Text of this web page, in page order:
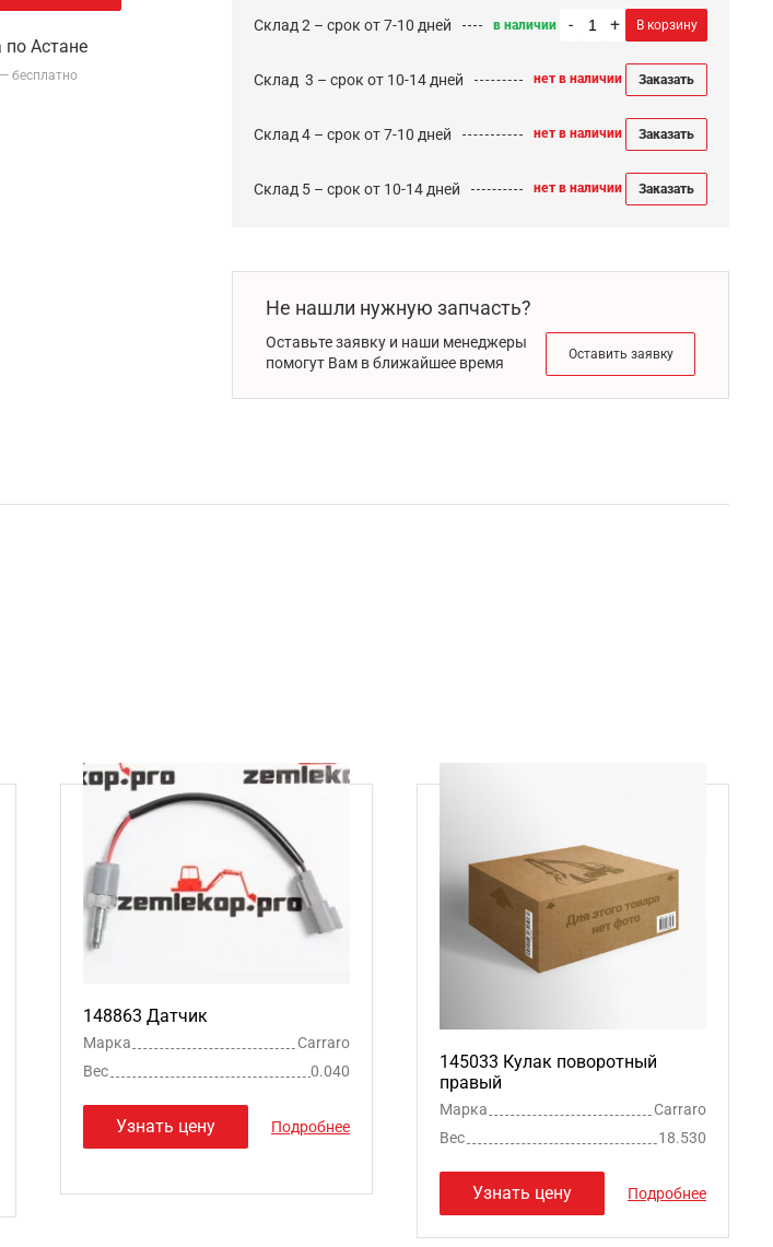
Астане
бесплатно
Склад 2 – срок от 7-10 дней в наличии - + В корзину
Cклад 3 – срок от 10-14 дней нет в наличии Заказать
Склад 4 – срок от 7-10 дней нет в наличии Заказать
Склад 5 – срок от 10-14 дней нет в наличии Заказать
Не нашли нужную запчасть?
Оставьте заявку и наши менеджеры
помогут Вам в ближайшее время
Оставить заявку
148863 Датчик
Марка
Carraro
Вес
0.040
Узнать цену Подробнее
145033 Кулак поворотный
правый
Марка
Carraro
Вес
18.530
Узнать цену Подробнее